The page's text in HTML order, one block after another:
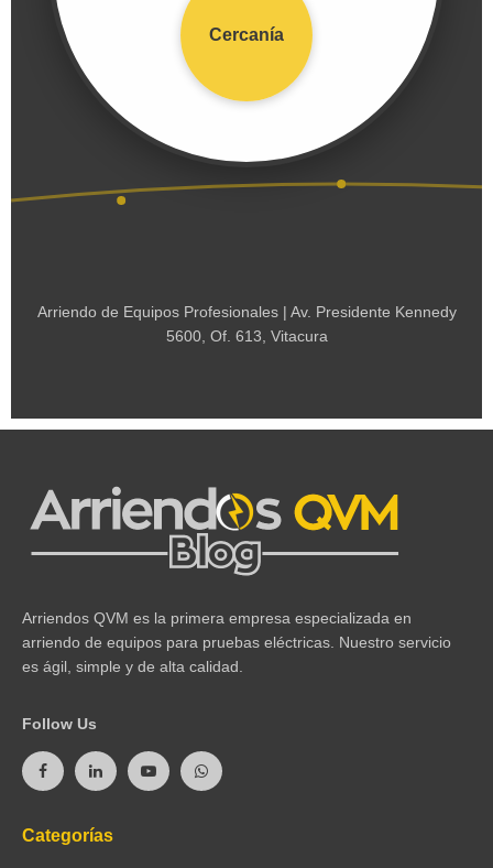
Cercanía
Arriendo de Equipos Profesionales | Av. Presidente Kennedy
5600, Of. 613, Vitacura
Arriendos QVM es la primera empresa especializada en
arriendo de equipos para pruebas eléctricas. Nuestro servicio
es ágil, simple y de alta calidad.
Follow Us
Categorías